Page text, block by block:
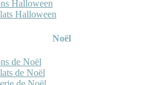
Halloween
Halloween
Noël
de Noël
de Noël